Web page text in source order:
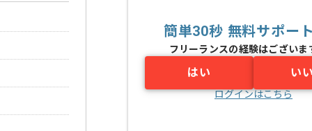
簡単30秒 無料サポー
フリーランスの経験はございま
はい い
ログインはこちら